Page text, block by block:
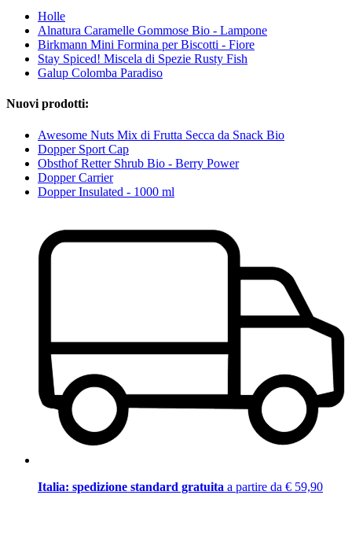
Holle
Alnatura Caramelle Gommose Bio - Lampone
Birkmann Mini Formina per Biscotti - Fiore
Stay Spiced! Miscela di Spezie Rusty Fish
Galup Colomba Paradiso
Nuovi prodotti:
Awesome Nuts Mix di Frutta Secca da Snack Bio
Dopper Sport Cap
Obsthof Retter Shrub Bio - Berry Power
Dopper Carrier
Dopper Insulated - 1000 ml
Italia: spedizione standard gratuita a partire da € 59,90